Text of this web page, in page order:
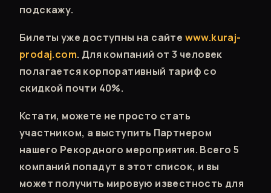
подскажу.
Билеты уже доступны на сайте www.kuraj-
prodaj.com. Для компаний от 3 человек
полагается корпоративный тариф со
скидкой почти 40%.
Кстати, можете не просто стать
участником, а выступить Партнером
нашего Рекордного мероприятия. Всего 5
компаний попадут в этот список, и вы
может получить мировую известность для